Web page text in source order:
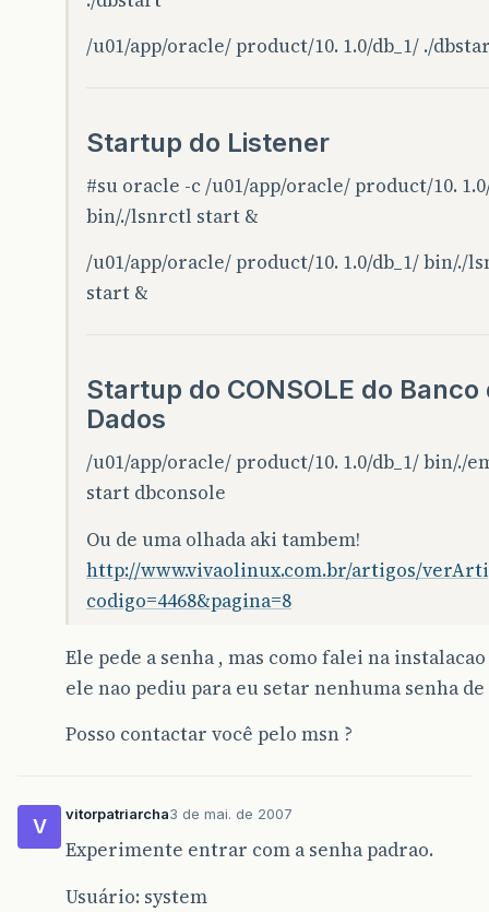
/u01/app/oracle/ product/10. 1.0/db_1/ ./
Startup do Listener
#su oracle -c /u01/app/oracle/ product/10.
bin/./lsnrctl start &
/u01/app/oracle/ product/10. 1.0/db_1/ bin/./
start &
Startup do CONSOLE do Banco
Dados
/u01/app/oracle/ product/10. 1.0/db_1/ bin/./
start dbconsole
Ou de uma olhada aki tambem!
http://www.vivaolinux.com.br/artigos/
codigo=4468&pagina=8
Ele pede a senha , mas como falei na
ele nao pediu para eu setar nenhuma senha de
Posso contactar você pelo msn ?
V
vitorpatriarcha3 de mai. de 2007
Experimente entrar com a senha padrao.
Usuário: system